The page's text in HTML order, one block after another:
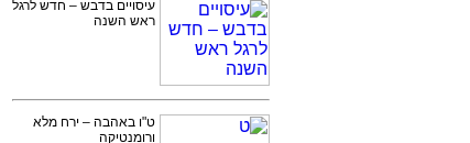
עיסויים בדבש – חדש לרגל
ראש השנה
ט"ו באהבה – ירח מלא
ורומנטיקה